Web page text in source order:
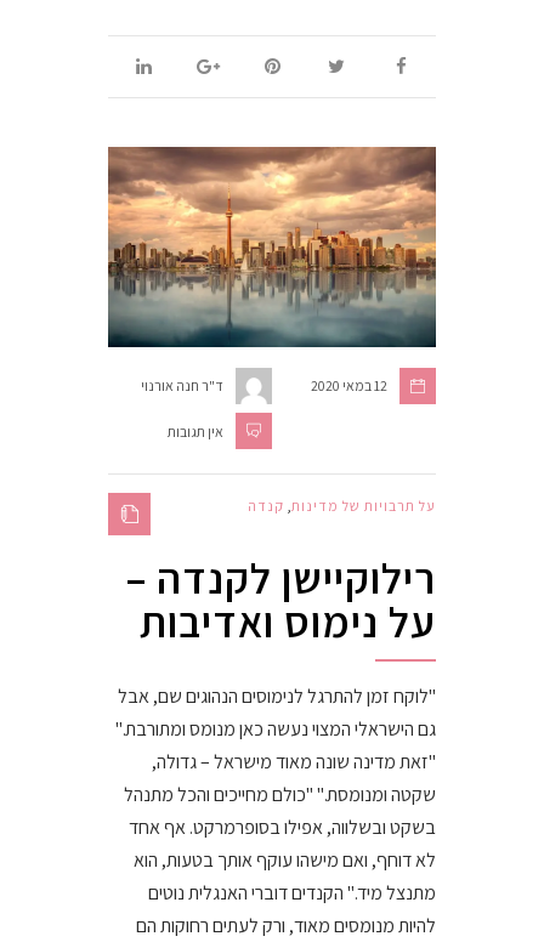
ד"ר חנה אורנוי 12 במאי 2020
אין תגובות
על תרבויות של מדינות, קנדה
רילוקיישן לקנדה –
על נימוס ואדיבות
"לוקח זמן להתרגל לנימוסים הנהוגים שם, אבל
גם הישראלי המצוי נעשה כאן מנומס ומתורבת."
"זאת מדינה שונה מאוד מישראל – גדולה,
שקטה ומנומסת." "כולם מחייכים והכל מתנהל
בשקט ובשלווה, אפילו בסופרמרקט. אף אחד
לא דוחף, ואם מישהו עוקף אותך בטעות, הוא
מתנצל מיד." הקנדים דוברי האנגלית נוטים
להיות מנומסים מאוד, ורק לעתים רחוקות הם